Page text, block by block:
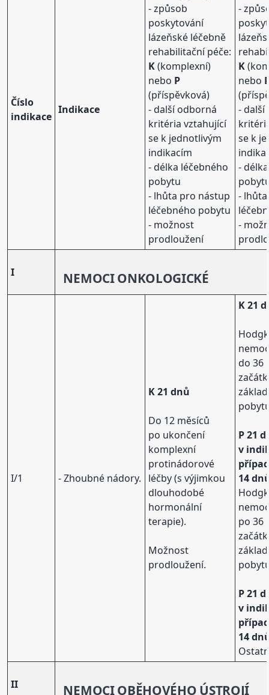
Číslo
indikace
Indikace
- způsob
poskytování
lázeňské léčebně
rehabilitační péče:
K(komplexní)
nebo P
(příspěvková)
- další odborná
kritéria vztahující
se k jednotlivým
indikacím
- délka léčebného
pobytu
- lhůta pro nástup
léčebného pobytu
- možnost
prodloužení
-
K
nebo
- další
se k
-
-
-
I NEMOCIONKOLOGICKÉ
I/1 - Zhoubné nádory.
K 21 dnů
Do 12 měsíců
po ukončení
komplexní
protinádorové
léčby (s výjimkou
dlouhodobé
hormonální
terapie).
Možnost
prodloužení.
K 21
do 36
P 21
v
14
po 36
P 21
v
14
II NEMOCIOBĚHOVÉHO ÚSTROJÍ